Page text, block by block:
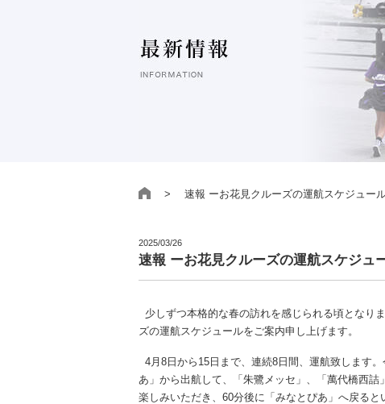
> 速報 ーお花見クルーズの運航スケジュール
2025/03/26
速報 ーお花見クルーズの運航スケジュ
少しずつ本格的な春の訪れを感じられる頃となり
ズの運航スケジュールをご案内申し上げます。
4月8日から15日まで、連続8日間、運航致します
あ」から出航して、「朱鷺メッセ」、「萬代橋西
楽しみいただき、60分後に「みなとぴあ」へ戻る